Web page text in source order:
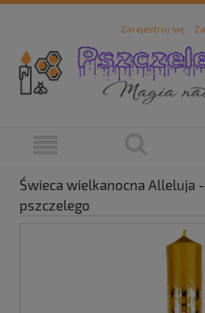
Zarejestruj się
Świeca wielkanocna Alleluja
pszczelego